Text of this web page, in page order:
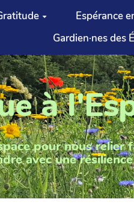
Espérance
Gardien·nes des
à
pour nous relier
avec une